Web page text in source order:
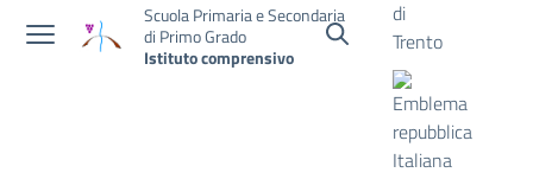
Scuola Primaria e Secondaria
di Primo Grado
Istituto comprensivo